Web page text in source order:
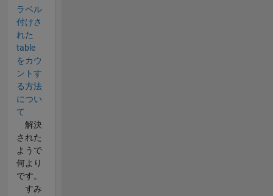
ラベル
付けさ
れた
table
をカウ
ントす
る方法
につい
て
解決
された
ようで
何より
です。
すみ